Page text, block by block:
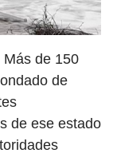
de 150
de
de ese estado